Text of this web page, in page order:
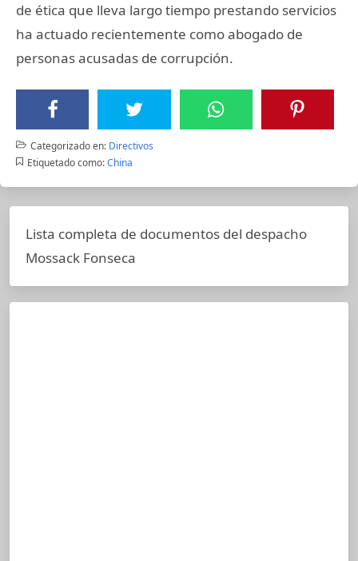
de ética que lleva largo tiempo prestando servicios
ha actuado recientemente como abogado de
personas acusadas de corrupción.
Categorizado en: Directivos
Etiquetado como: China
Lista completa de documentos del despacho
Mossack Fonseca